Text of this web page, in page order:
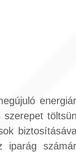
szerepet
iparág